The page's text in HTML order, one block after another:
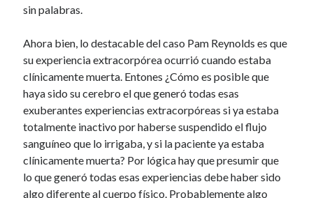
sin palabras.
Ahora bien, lo destacable del caso Pam Reynolds es que
su experiencia extracorpórea ocurrió cuando estaba
clínicamente muerta. Entones ¿Cómo es posible que
haya sido su cerebro el que generó todas esas
exuberantes experiencias extracorpóreas si ya estaba
totalmente inactivo por haberse suspendido el flujo
sanguíneo que lo irrigaba, y si la paciente ya estaba
clínicamente muerta? Por lógica hay que presumir que
lo que generó todas esas experiencias debe haber sido
algo diferente al cuerpo físico. Probablemente algo